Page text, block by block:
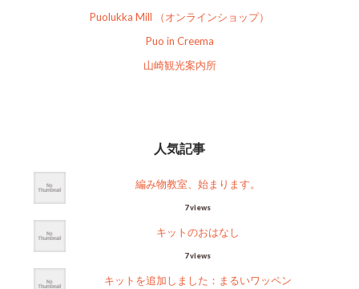
Puolukka Mill （オンラインショップ）
Puo in Creema
山崎観光案内所
人気記事
編み物教室、始まります。
7 views
キットのおはなし
7 views
キットを追加しました：まるいワッペン